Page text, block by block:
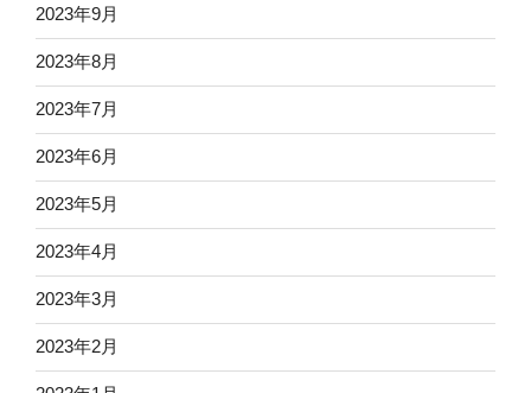
2023年9月
2023年8月
2023年7月
2023年6月
2023年5月
2023年4月
2023年3月
2023年2月